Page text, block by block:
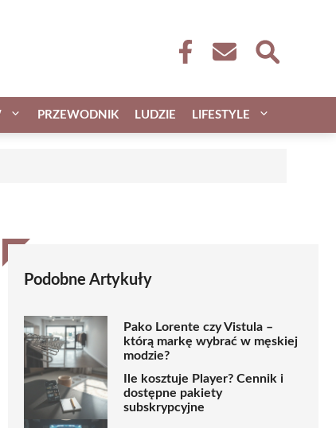
PRZEWODNIK LUDZIE LIFESTYLE
Podobne Artykuły
Pako Lorente czy Vistula –
którą markę wybrać w męskiej
modzie?
Ile kosztuje Player? Cennik i
dostępne pakiety
subskrypcyjne